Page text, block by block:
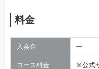
料金
入会金 ー
コース料金 ※公式